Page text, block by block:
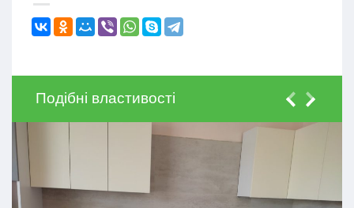
Подібні властивості